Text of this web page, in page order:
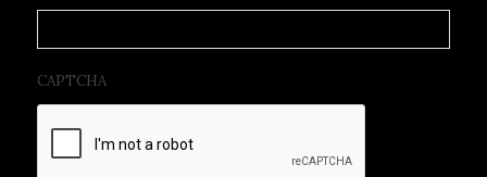
CAPTCHA